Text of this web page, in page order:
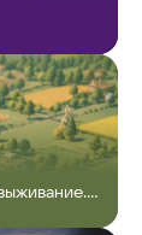
Казуальная стратегия, настоящее выживание. Проложи путь к победе!